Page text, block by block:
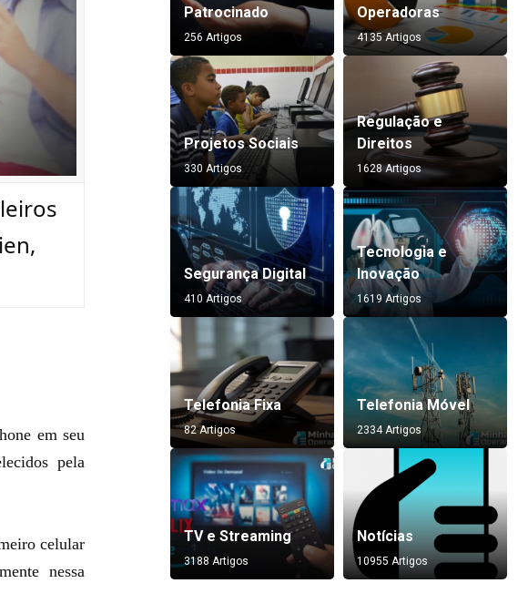
em seu
pela
celular
nessa
Patrocinado
256 Artigos
Operadoras
4135 Artigos
Projetos Sociais
330 Artigos
Regulação e
Direitos
1628 Artigos
Segurança Digital
410 Artigos
Tecnologia e
Inovação
1619 Artigos
Telefonia Fixa
82 Artigos
Telefonia Móvel
2334 Artigos
TV e Streaming
3188 Artigos
Notícias
10955 Artigos